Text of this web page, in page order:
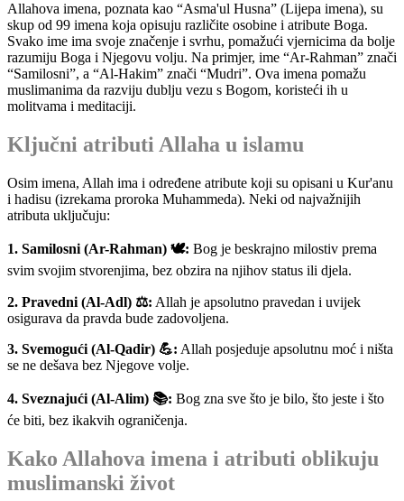
Allahova imena, poznata kao “Asma'ul Husna” (Lijepa imena), su
skup od 99 imena koja opisuju različite osobine i atribute Boga.
Svako ime ima svoje značenje i svrhu, pomažući vjernicima da bolje
razumiju Boga i Njegovu volju. Na primjer, ime “Ar-Rahman” znači
“Samilosni”, a “Al-Hakim” znači “Mudri”. Ova imena pomažu
muslimanima da razviju dublju vezu s Bogom, koristeći ih u
molitvama i meditaciji.
Ključni atributi Allaha u islamu
Osim imena, Allah ima i određene atribute koji su opisani u Kur'anu
i hadisu (izrekama proroka Muhammeda). Neki od najvažnijih
atributa uključuju:
1. Samilosni (Ar-Rahman) 🕊️: Bog je beskrajno milostiv prema
svim svojim stvorenjima, bez obzira na njihov status ili djela.
2. Pravedni (Al-Adl) ⚖️: Allah je apsolutno pravedan i uvijek
osigurava da pravda bude zadovoljena.
3. Svemogući (Al-Qadir) 💪: Allah posjeduje apsolutnu moć i ništa
se ne dešava bez Njegove volje.
4. Sveznajući (Al-Alim) 📚: Bog zna sve što je bilo, što jeste i što
će biti, bez ikakvih ograničenja.
Kako Allahova imena i atributi oblikuju
muslimanski život